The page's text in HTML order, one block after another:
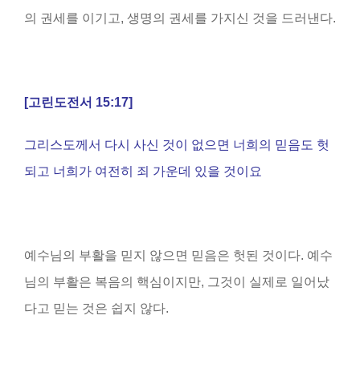
의 권세를 이기고, 생명의 권세를 가지신 것을 드러낸다.
[고린도전서 15:17]
그리스도께서 다시 사신 것이 없으면 너희의 믿음도 헛
되고 너희가 여전히 죄 가운데 있을 것이요
예수님의 부활을 믿지 않으면 믿음은 헛된 것이다. 예수
님의 부활은 복음의 핵심이지만, 그것이 실제로 일어났
다고 믿는 것은 쉽지 않다.